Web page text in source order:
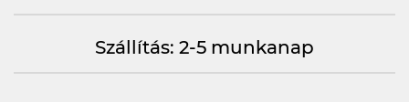
Szállítás: 2-5 munkanap